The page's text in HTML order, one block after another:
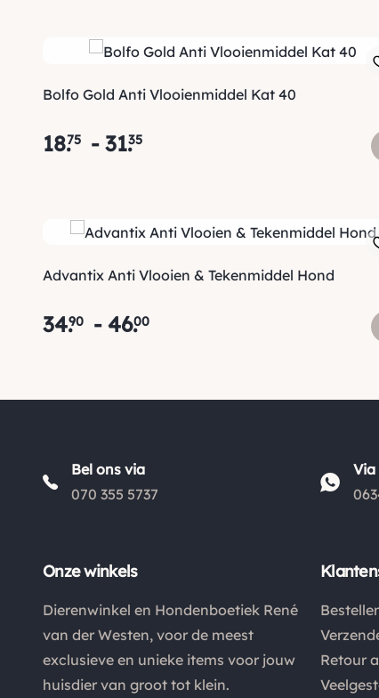
Bolfo Gold Anti Vlooienmiddel Kat 40
18.75 - 31.35
Advantix Anti Vlooien & Tekenmiddel Hond
34.90 - 46.00
Bel ons via
070 355 5737
Via
Onze winkels
Dierenwinkel en Hondenboetiek René
van der Westen, voor de meest
exclusieve en unieke items voor jouw
huisdier van groot tot klein.
Retour